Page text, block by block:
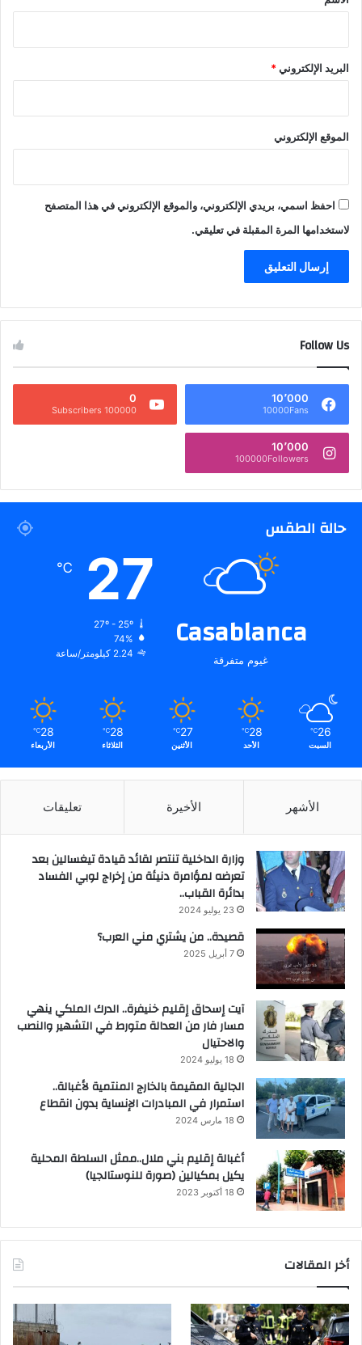
البريد الإلكتروني*
الموقع الإلكتروني
احفظ اسمي، بريدي الإلكتروني، والموقع الإلكتروني في هذا المتصفح
لاستخدامها المرة المقبلة في تعليقي.
Follow Us
10٬000
10000Fans
0
100000 Subscribers
10٬000
100000Followers
حالة الطقس
Casablanca
غيوم متفرقة
27
℃
27º - 25º
74%
2.24 كيلومتر/ساعة
26
℃
السبت
28
℃
الأحد
27
℃
الأثنين
28
℃
الثلاثاء
28
℃
الأربعاء
الأشهر الأخيرة تعليقات
وزارة الداخلية تنتصر لقائد قيادة تيغسالين بعد
تعرضه لمؤامرة دنيئة من إخراج لوبي الفساد
بدائرة القباب..
23 يوليو 2024
قصيدة.. من يشتري مني العرب؟
7 أبريل 2025
آيت إسحاق إقليم خنيفرة.. الدرك الملكي ينهي
مسار فار من العدالة متورط في التشهير والنصب
والاحتيال
18 يوليو 2024
الجالية المقيمة بالخارج المنتمية لأغبالة..
استمرار في المبادرات الإنساية بدون انقطاع
18 مارس 2024
أغبالة إقليم بني ملال..ممثل السلطة المحلية
يكيل بمكيالين (صورة للنوستالجيا)
18 أكتوبر 2023
أخر المقالات